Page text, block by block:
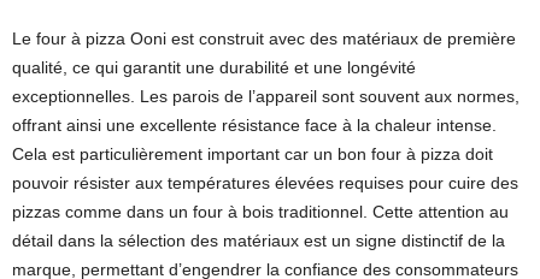
Le four à pizza Ooni est construit avec des matériaux de première
qualité, ce qui garantit une durabilité et une longévité
exceptionnelles. Les parois de l’appareil sont souvent aux normes,
offrant ainsi une excellente résistance face à la chaleur intense.
Cela est particulièrement important car un bon four à pizza doit
pouvoir résister aux températures élevées requises pour cuire des
pizzas comme dans un four à bois traditionnel. Cette attention au
détail dans la sélection des matériaux est un signe distinctif de la
marque, permettant d’engendrer la confiance des consommateurs